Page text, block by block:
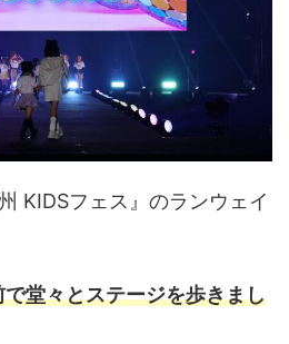
KIDSフェス』のランウェイ
堂々とステージを歩きまし